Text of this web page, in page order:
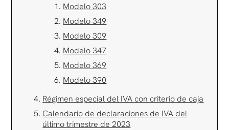
Modelo 303
Modelo 349
Modelo 309
Modelo 347
Modelo 369
Modelo 390
Régimen especial del IVA con criterio de caja
Calendario de declaraciones de IVA del
último trimestre de 2023